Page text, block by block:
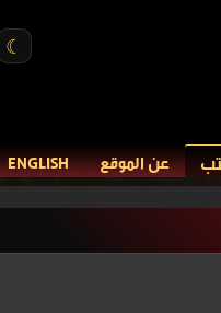
☾
عن الموقع ENGLISH